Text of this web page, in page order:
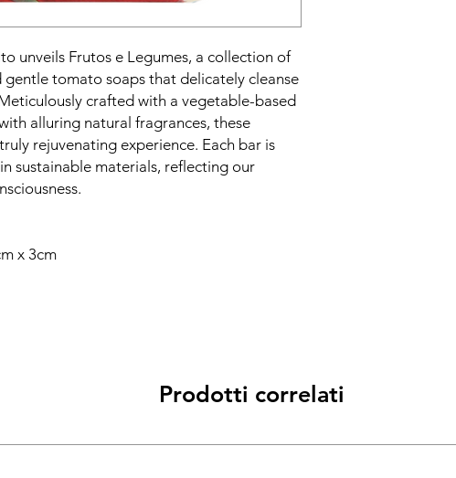
unveils Frutos e Legumes, a collection of
gentle tomato soaps that delicately cleanse
crafted with a vegetable-based
alluring natural fragrances, these
rejuvenating experience. Each bar is
sustainable materials, reflecting our
x 3cm
Prodotti correlati